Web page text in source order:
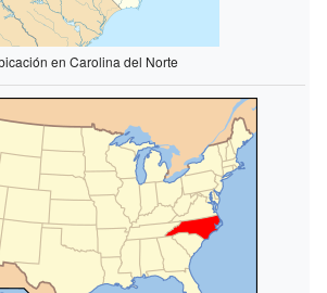
en Carolina del Norte